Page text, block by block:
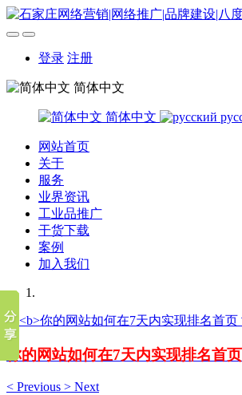
登录 注册
简体中文
简体中文
网站首页
关于
服务
业界资讯
工业品推广
干货下载
案例
加入我们
你的网站如何在7天内实现排名首
< Previous > Next